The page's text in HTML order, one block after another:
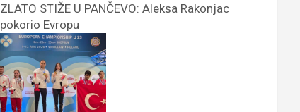
ZLATO STIŽE U PANČEVO: Aleksa Rakonjac
pokorio Evropu